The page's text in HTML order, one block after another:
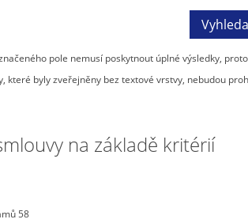
pole nemusí poskytnout úplné výsledky,
které byly zveřejněny bez textové vrstvy, nebudou
na základě kritérií
58